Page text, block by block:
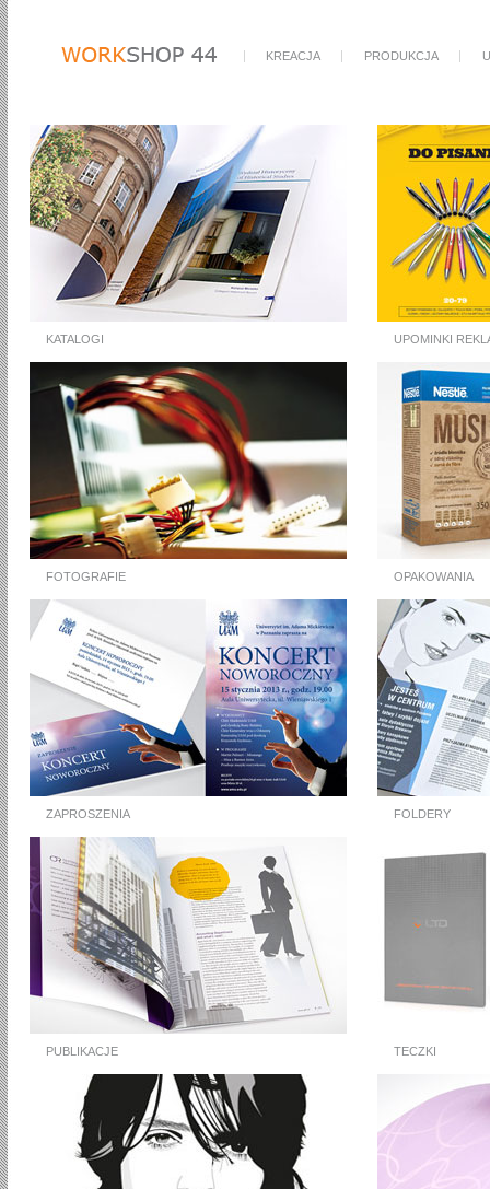
KREACJA PRODUKCJA
KATALOGI UPOMINKI
FOTOGRAFIE OPAKOWANIA
ZAPROSZENIA FOLDERY
PUBLIKACJE TECZKI